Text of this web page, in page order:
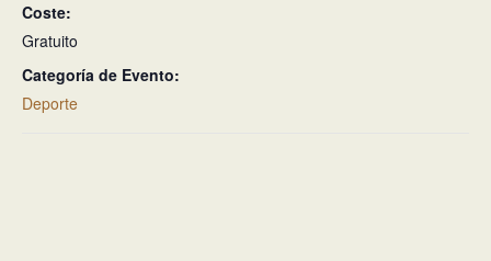
Coste:
Gratuito
Categoría de Evento:
Deporte